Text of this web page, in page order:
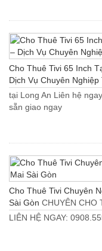
Cho Thuê Tivi 65 Inch
Dịch Vụ Chuyên
tại Long An Liên hệ
sẵn giao ngay
Cho Thuê Tivi Chuyên
Sài Gòn CHUYÊN CHO
LIÊN HỆ NGAY: